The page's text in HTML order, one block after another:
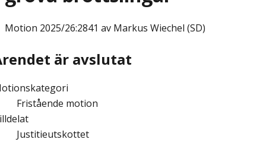
Motion 2025/26:2841 av Markus Wiechel (SD)
är avslutat
Fristående motion
Justitieutskottet